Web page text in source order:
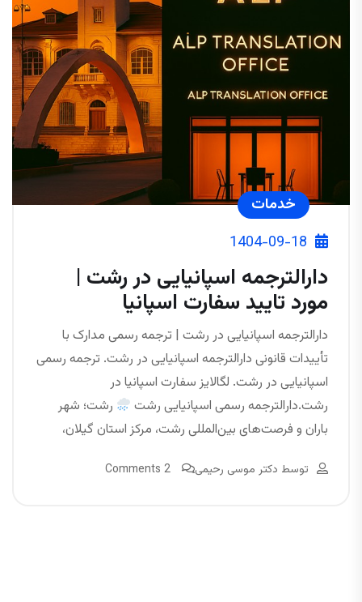
خدمات
1404-09-18
دارالترجمه اسپانیایی در رشت |
مورد تایید سفارت اسپانیا
دارالترجمه اسپانیایی در رشت | ترجمه رسمی مدارک با
تأییدات قانونی دارالترجمه اسپانیایی در رشت. ترجمه رسمی
اسپانیایی در رشت. لگالایز سفارت اسپانیا در
رشت.دارالترجمه رسمی اسپانیایی رشت
رشت؛ شهر
باران و فرصت‌های بین‌المللی رشت، مرکز استان گیلان،
توسط دکتر موسی رحیمی 2 Comments